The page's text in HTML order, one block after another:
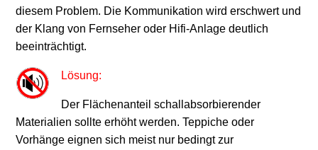
diesem Problem. Die Kommunikation wird erschwert und
der Klang von Fernseher oder Hifi-Anlage deutlich
beeinträchtigt.
Lösung:
Der Flächenanteil schallabsorbierender
Materialien sollte erhöht werden. Teppiche oder
Vorhänge eignen sich meist nur bedingt zur